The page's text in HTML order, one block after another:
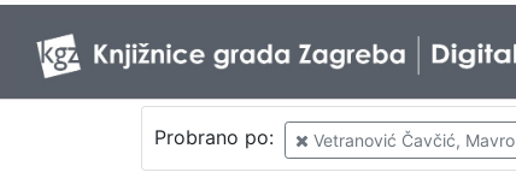
Probrano po: Vetranović Čavčić, Mavro